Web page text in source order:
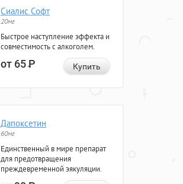
Сиалис Софт
20мг
Быстрое наступление эффекта и
совместимость с алкоголем.
от 65Р Купить
Дапоксетин
60мг
Единственный в мире препарат
для предотвращения
преждевременной эякуляции.